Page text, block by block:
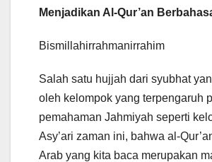
Menjadikan Al-Qur’an
Bismillahirrahmanirrahim
Salah satu hujjah dari syubhat
oleh kelompok yang terpengaruh
pemahaman Jahmiyah seperti
Asy’ari zaman ini, bahwa al-
Arab yang kita baca merupakan